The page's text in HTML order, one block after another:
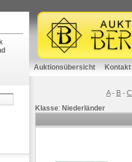
Auktionsübersicht Kontakt
A- B - C
Klasse: Niederländer